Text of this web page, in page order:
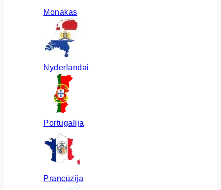
Monakas
Nyderlandai
Portugalija
Prancūzija